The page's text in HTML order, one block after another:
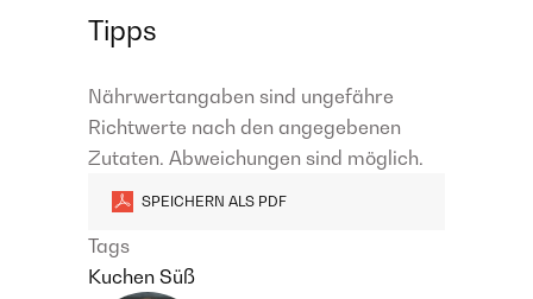
Tipps
Nährwertangaben sind ungefähre
Richtwerte nach den angegebenen
Zutaten. Abweichungen sind möglich.
SPEICHERN ALS PDF
Tags
Kuchen Süß